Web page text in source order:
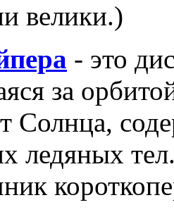
велики.)
- это
за
Солнца,
ледяных